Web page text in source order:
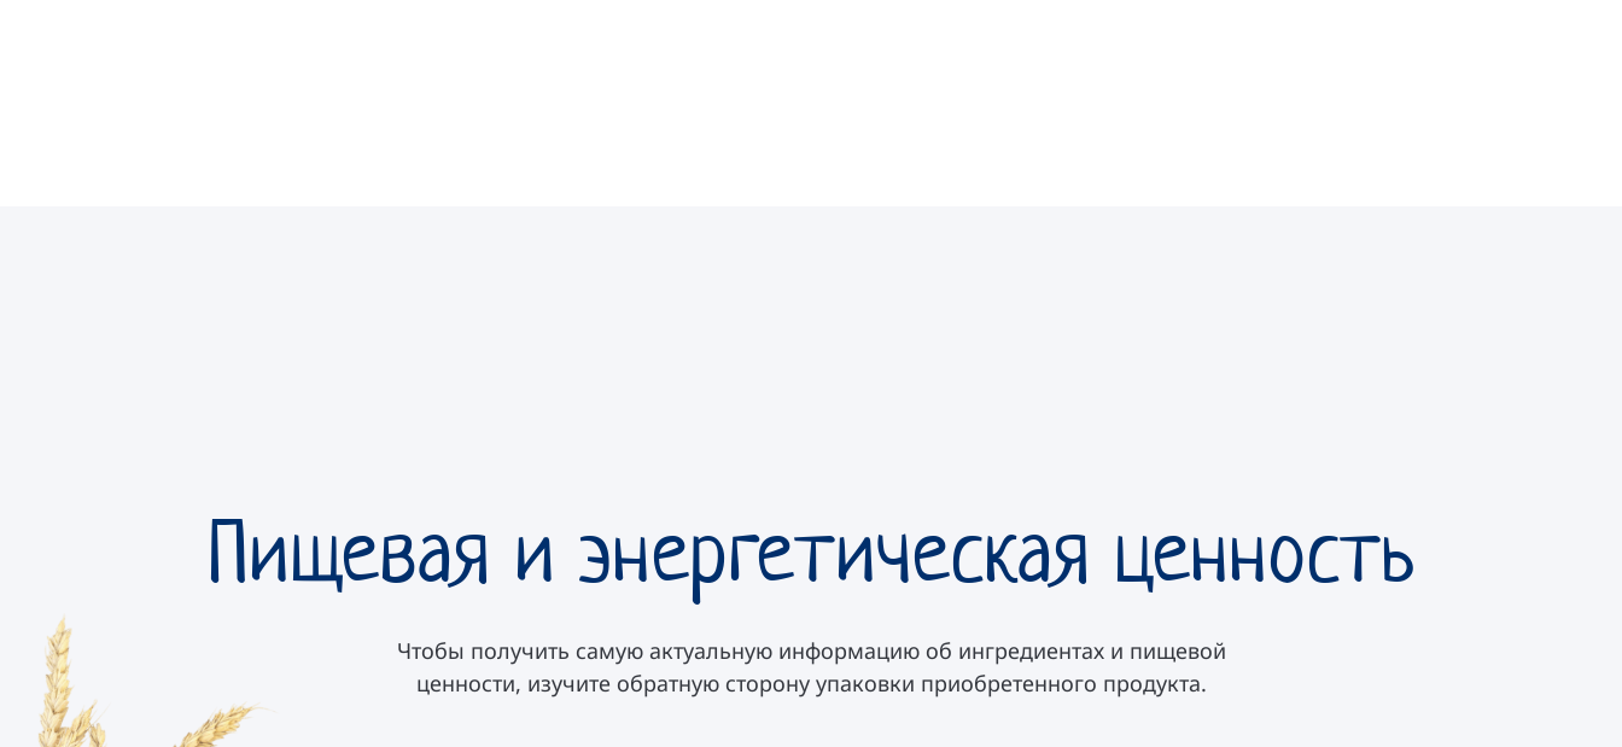
Пищевая и энергетическая ценность
Чтобы получить самую актуальную информацию об ингредиентах и пищевой
ценности, изучите обратную сторону упаковки приобретенного продукта.